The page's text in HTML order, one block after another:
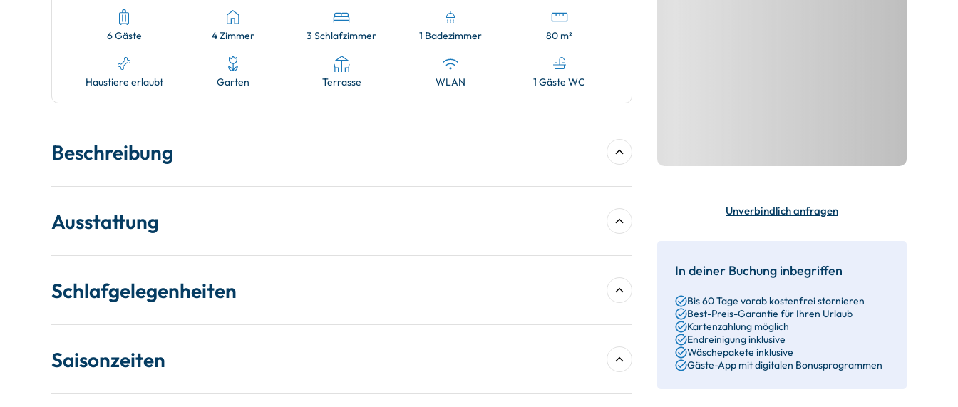
6 Gäste 4 Zimmer 3 Schlafzimmer 1 Badezimmer 80 m²
Haustiere erlaubt Garten Terrasse WLAN 1 Gäste WC
Beschreibung
Ausstattung
Schlafgelegenheiten
Saisonzeiten
Unverbindlich anfragen
In deiner Buchung inbegriffen
Bis 60 Tage vorab kostenfrei stornieren
Best-Preis-Garantie für Ihren Urlaub
Kartenzahlung möglich
Endreinigung inklusive
Wäschepakete inklusive
Gäste-App mit digitalen Bonusprogrammen